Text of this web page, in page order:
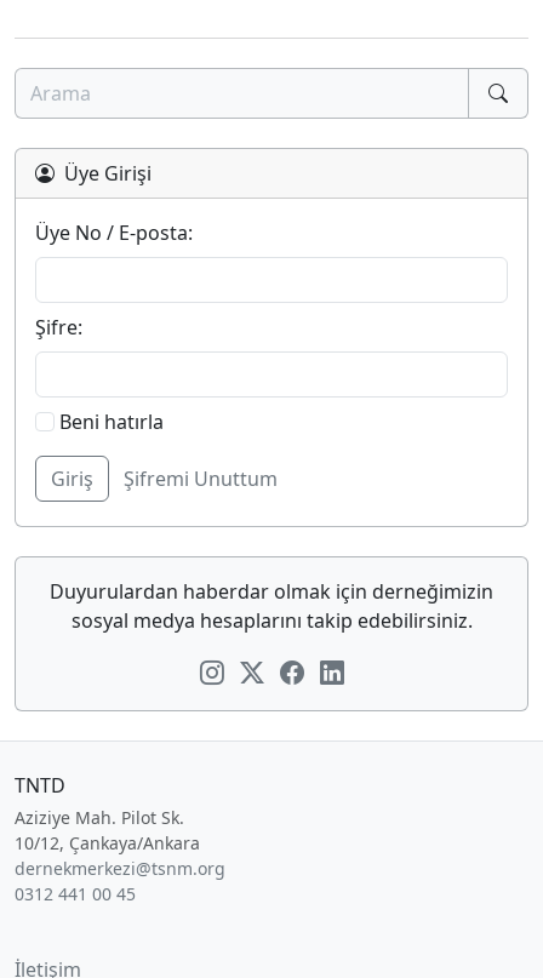
Üye Girişi
Üye No / E-posta:
Şifre:
Beni hatırla
Şifremi Unuttum
Duyurulardan haberdar olmak için derneğimizin
sosyal medya hesaplarını takip edebilirsiniz.
TNTD
Aziziye Mah. Pilot Sk.
10/12, Çankaya/Ankara
dernekmerkezi@tsnm.org
0312 441 00 45
İletişim